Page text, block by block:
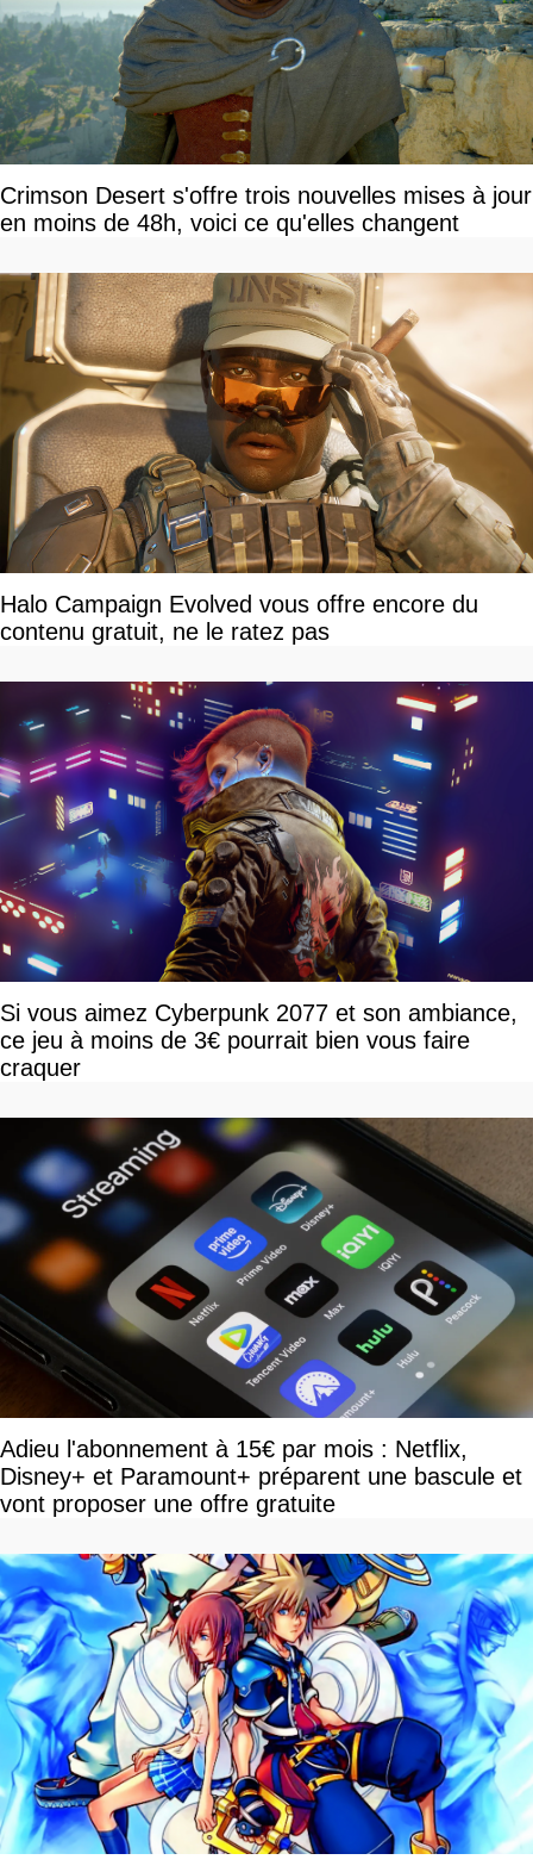
Crimson Desert s'offre trois nouvelles mises à jour
en moins de 48h, voici ce qu'elles changent
Halo Campaign Evolved vous offre encore du
contenu gratuit, ne le ratez pas
Si vous aimez Cyberpunk 2077 et son ambiance,
ce jeu à moins de 3€ pourrait bien vous faire
craquer
Adieu l'abonnement à 15€ par mois : Netflix,
Disney+ et Paramount+ préparent une bascule et
vont proposer une offre gratuite